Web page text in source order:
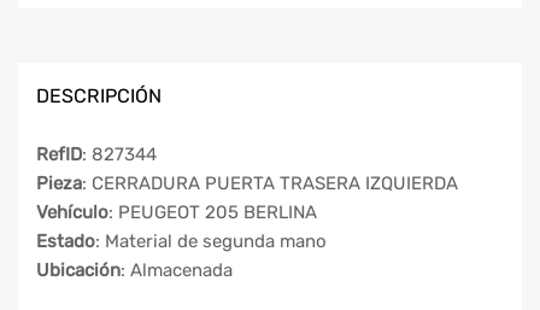
DESCRIPCIÓN
RefID: 827344
Pieza: CERRADURA PUERTA TRASERA IZQUIERDA
Vehículo: PEUGEOT 205 BERLINA
Estado: Material de segunda mano
Ubicación: Almacenada